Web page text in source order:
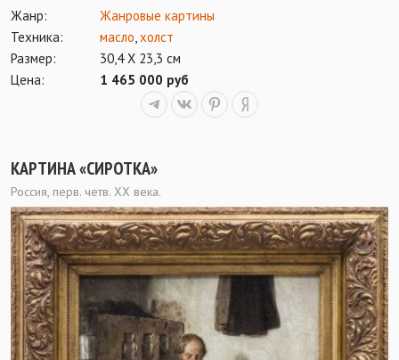
Жанр:
Жанровые картины
Техника:
масло,холст
Размер:
30,4 Х 23,3 см
Цена:
1 465 000 руб
КАРТИНА «СИРОТКА»
Россия, перв. четв. ХХ века.